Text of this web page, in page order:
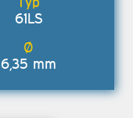
61LS
6,35 mm